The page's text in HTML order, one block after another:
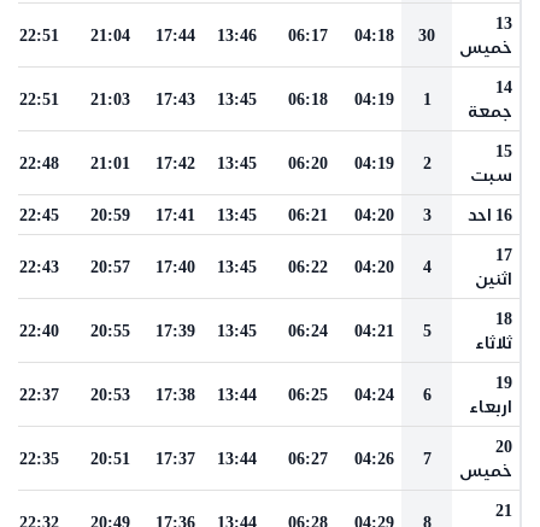
13
خميس
30
04:18
06:17
13:46
17:44
21:04
22:51
14
جمعة
1
04:19
06:18
13:45
17:43
21:03
22:51
15
سبت
2
04:19
06:20
13:45
17:42
21:01
22:48
16 احد 3
04:20
06:21
13:45
17:41
20:59
22:45
17
اثنين
4
04:20
06:22
13:45
17:40
20:57
22:43
18
ثلاثاء
5
04:21
06:24
13:45
17:39
20:55
22:40
19
اربعاء
6
04:24
06:25
13:44
17:38
20:53
22:37
20
خميس
7
04:26
06:27
13:44
17:37
20:51
22:35
21
8
04:29
06:28
13:44
17:36
20:49
22:32